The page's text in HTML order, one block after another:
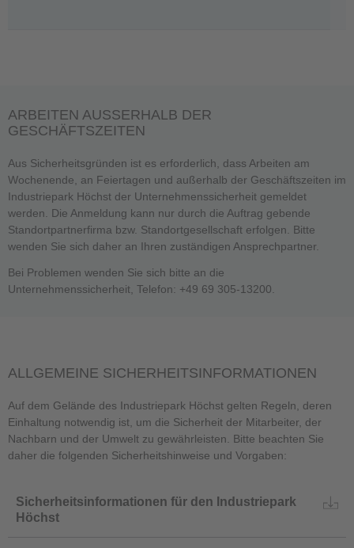
ARBEITEN AUSSERHALB DER
GESCHÄFTSZEITEN
Aus Sicherheitsgründen ist es erforderlich, dass Arbeiten am
Wochenende, an Feiertagen und außerhalb der Geschäftszeiten im
Industriepark Höchst der Unternehmenssicherheit gemeldet
werden. Die Anmeldung kann nur durch die Auftrag gebende
Standortpartnerfirma bzw. Standortgesellschaft erfolgen. Bitte
wenden Sie sich daher an Ihren zuständigen Ansprechpartner.
Bei Problemen wenden Sie sich bitte an die
Unternehmenssicherheit, Telefon: +49 69 305-13200.
ALLGEMEINE SICHERHEITSINFORMATIONEN
Auf dem Gelände des Industriepark Höchst gelten Regeln, deren
Einhaltung notwendig ist, um die Sicherheit der Mitarbeiter, der
Nachbarn und der Umwelt zu gewährleisten. Bitte beachten Sie
daher die folgenden Sicherheitshinweise und Vorgaben:
Sicherheitsinformationen für den Industriepark
Höchst